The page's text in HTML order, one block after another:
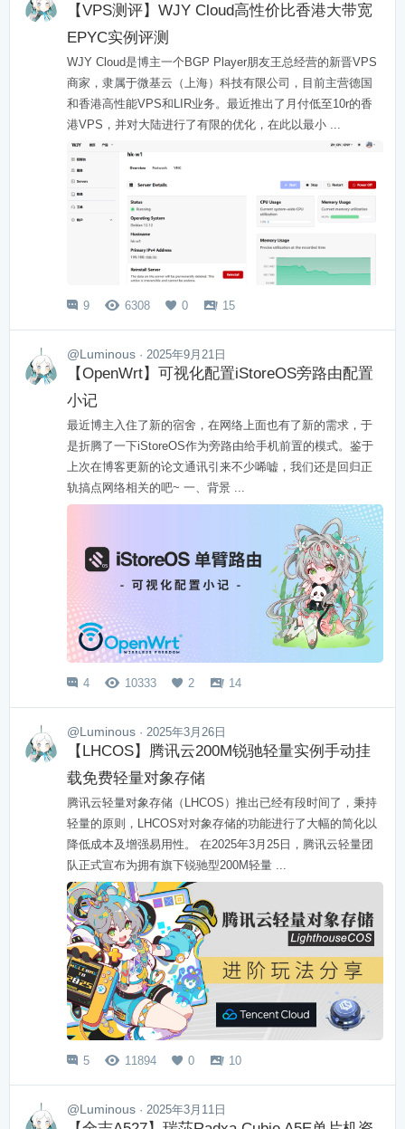
【VPS测评】WJY Cloud高性价比香港大带宽
EPYC实例评测
WJY Cloud是博主一个BGP Player朋友王总经营的新晋VPS
商家，隶属于微基云（上海）科技有限公司，目前主营德国
和香港高性能VPS和LIR业务。最近推出了月付低至10r的香
港VPS，并对大陆进行了有限的优化，在此以最小 ...
 9  6308  0  15
@Luminous · 2025年9月21日
【OpenWrt】可视化配置iStoreOS旁路由配置
小记
最近博主入住了新的宿舍，在网络上面也有了新的需求，于
是折腾了一下iStoreOS作为旁路由给手机前置的模式。鉴于
上次在博客更新的论文通讯引来不少唏嘘，我们还是回归正
轨搞点网络相关的吧~ 一、背景 ...
 4  10333  2  14
@Luminous · 2025年3月26日
【LHCOS】腾讯云200M锐驰轻量实例手动挂
载免费轻量对象存储
腾讯云轻量对象存储（LHCOS）推出已经有段时间了，秉持
轻量的原则，LHCOS对对象存储的功能进行了大幅的简化以
降低成本及增强易用性。 在2025年3月25日，腾讯云轻量团
队正式宣布为拥有旗下锐驰型200M轻量 ...
 5  11894  0  10
@Luminous · 2025年3月11日